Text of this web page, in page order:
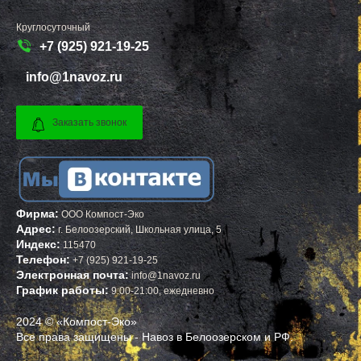
ТЕКСТИЛЬЩИК
ТЕМПЫ
ТИШКОВО
ТОМИЛИНО
ТРОИЦК
ТРОИЦКОЕ
ТУГОЛЕССКИЙ БОР
ТУПИКОВО
ТУЧКОВО
УВАРОВКА
УДЕЛЬНАЯ
УЗУНОВО
УСПЕНСКОЕ
ФИРСАНОВКА
ФОМИНСКОЕ
ФОСФОРИТНЫЙ
ФРЯЗИНО
ФРЯНОВО
ХИМКИ
ХОРЛОВО
ХОТЬКОВО
ЧЕРЕПОВО
ЧЕРКИЗОВО
ЧЕРНОГОЛОВКА
ЧЕРНОЕ
ЧЕРУСТИ
ЧЕХОВ
ПРИМОРСК
ЯСНЫЙ
ВЕРЕЩАГИНО
ГУБАХА
УЗЛОВАЯ
САЛЕХАРД
ПРОКОПЬЕВСК
СЕМЕНОВ
СТАРАЯ РУССА
КРАСНОКАМСК
АПАТИТЫ
БАЛАХНА
МИЛЛЕРОВО
НОВОУРАЛЬСК
ТАЛИЦА
ИНКЕРМАН
ЯЛУТОРОВСК
КОПЕЙСК
САТКА
АХТУБИНСК
ИШИМБАЙ
БИРОБИДЖАН
ШАРЫПОВО
ВАЛДАЙ
КУЙБЫШЕВ
СОЛИКАМСК
РОСЛАВЛЬ
Круглосуточный
+7 (925) 921-19-25
info@1navoz.ru
Заказать звонок
Фирма: ООО Компост-Эко
Адрес:г. Белоозерский, Школьная улица, 5
Индекс: 115470
Телефон: +7 (925) 921-19-25
Электронная почта: info@1navoz.ru
График работы:9:00-21:00, ежедневно
2024 © «Компост-Эко»
Все права защищены - Навоз в Белоозерском и РФ.